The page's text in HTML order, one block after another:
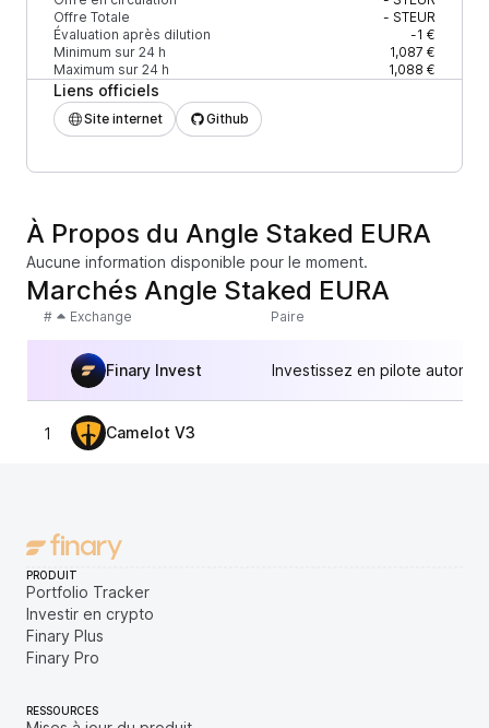
Offre Totale
- STEUR
Évaluation après dilution
-1 €
Minimum sur 24 h
1,087 €
Maximum sur 24 h
1,088 €
Liens officiels
Site internet Github
À Propos du Angle Staked EURA
Aucune information disponible pour le moment.
Marchés Angle Staked EURA
# Exchange Paire
Finary Invest Investissez en pilote
1 Camelot V3
PRODUIT
Portfolio Tracker
Investir en crypto
Finary Plus
Finary Pro
RESSOURCES